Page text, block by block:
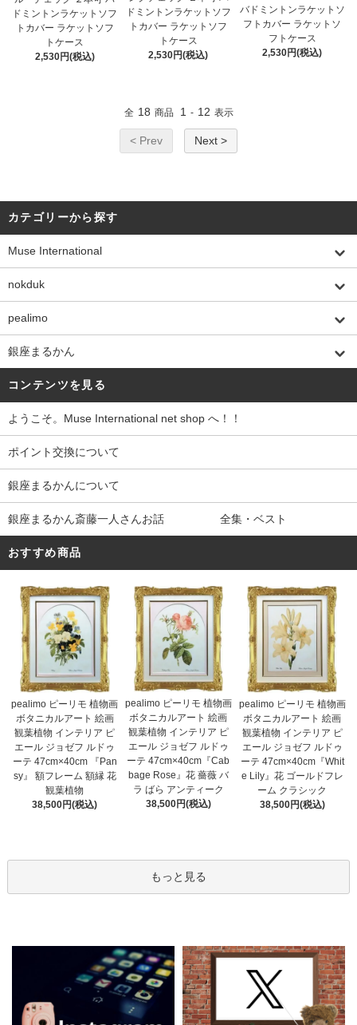
ドミントンラケットソフ
トカバー ラケットソフ
トケース
2,530円(税込)
ドミントンラケットソフ
トカバー ラケットソフ
トケース
2,530円(税込)
バドミントンラケットソ
フトカバー ラケットソ
フトケース
2,530円(税込)
全 18 商品 1 - 12 表示
< Prev Next >
カテゴリーから探す
Muse International
nokduk
pealimo
銀座まるかん
コンテンツを見る
ようこそ。Muse International net shop へ！！
ポイント交換について
銀座まるかんについて
銀座まるかん斎藤一人さんお話 全集・ベスト
おすすめ商品
pealimo ピーリモ 植物画
ボタニカルアート 絵画
観葉植物 インテリア ピ
エール ジョゼフ ルドゥ
ーテ 47cm×40cm 『Pan
sy』 額フレーム 額縁 花
観葉植物
38,500円(税込)
pealimo ピーリモ 植物画
ボタニカルアート 絵画
観葉植物 インテリア ピ
エール ジョゼフ ルドゥ
ーテ 47cm×40cm『Cab
bage Rose』花 薔薇 バ
ラ ばら アンティーク
38,500円(税込)
pealimo ピーリモ 植物画
ボタニカルアート 絵画
観葉植物 インテリア ピ
エール ジョゼフ ルドゥ
ーテ 47cm×40cm『Whit
e Lily』花 ゴールドフレ
ーム クラシック
38,500円(税込)
もっと見る